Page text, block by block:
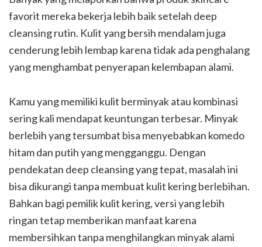
favorit mereka bekerja lebih baik setelah deep
cleansing rutin. Kulit yang bersih mendalam juga
cenderung lebih lembap karena tidak ada penghalang
yang menghambat penyerapan kelembapan alami.
Kamu yang memiliki kulit berminyak atau kombinasi
sering kali mendapat keuntungan terbesar. Minyak
berlebih yang tersumbat bisa menyebabkan komedo
hitam dan putih yang mengganggu. Dengan
pendekatan deep cleansing yang tepat, masalah ini
bisa dikurangi tanpa membuat kulit kering berlebihan.
Bahkan bagi pemilik kulit kering, versi yang lebih
ringan tetap memberikan manfaat karena
membersihkan tanpa menghilangkan minyak alami